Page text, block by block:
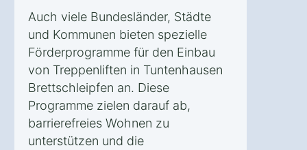
Auch viele Bundesländer, Städte
und Kommunen bieten spezielle
Förderprogramme für den Einbau
von Treppenliften in Tuntenhausen
Brettschleipfen an. Diese
Programme zielen darauf ab,
barrierefreies Wohnen zu
unterstützen und die